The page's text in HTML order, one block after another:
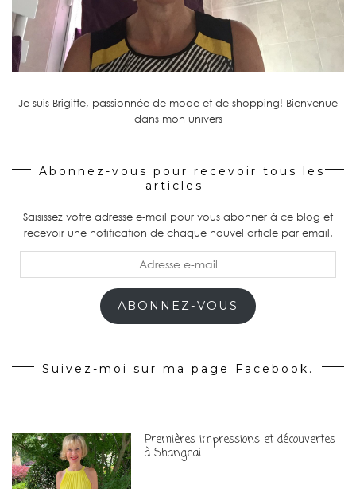
Je suis Brigitte, passionnée de mode et de shopping! Bienvenue
dans mon univers
Abonnez-vous pour recevoir tous les
articles
Saisissez votre adresse e-mail pour vous abonner à ce blog et
recevoir une notification de chaque nouvel article par email.
ABONNEZ-VOUS
Suivez-moi sur ma page Facebook.
Premières impressions et découvertes
à Shanghai